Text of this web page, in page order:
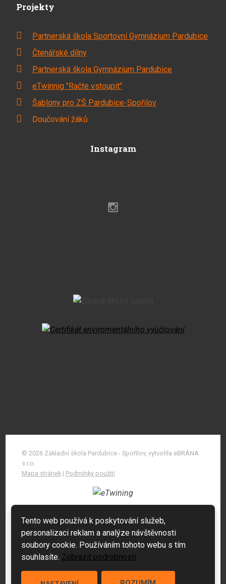
Projekty
Partnerská škola Sportovní Gymnázium Pardubice
Čtenářské dílny
Partnerská škola Gymnázium Pardubice
eTwinnig "Račte vstoupit"
Šablony pro ZŠ Pardubice-Spořilov
Doučování žáků
Instagram
© 2026 Základní škola Pardubice - Spořilov, vytvořila eBRÁNA
s.r.o.
Mapa stránek| Podmínky použití
Tento web používá k poskytování služeb,
personalizaci reklam a analýze návštěvnosti
soubory cookie. Používáním tohoto webu s tím
souhlasíte. Zobrazit podrobnosti